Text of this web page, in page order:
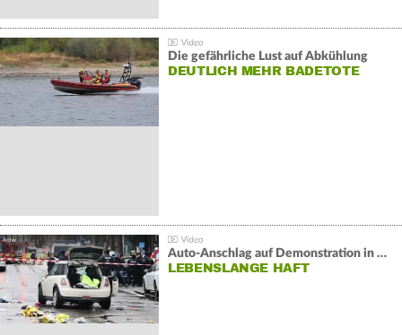
Die gefährliche Lust auf Abkühlung
DEUTLICH MEHR BADETOTE
Auto-Anschlag auf Demonstration in München:
LEBENSLANGE HAFT